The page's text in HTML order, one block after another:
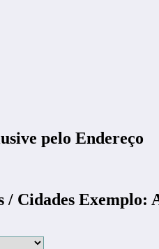
pelo Endereço
/ Cidades Exemplo: